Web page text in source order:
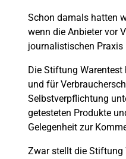
Schon damals hatten
wenn die Anbieter vor
journalistischen
Die Stiftung
und für
Selbstverpflichtung
getesteten Produkte
Gelegenheit zur
Zwar stellt die Stiftung